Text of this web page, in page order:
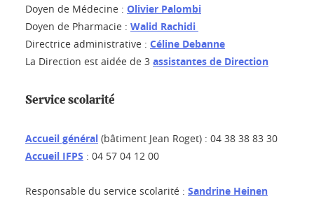
Doyen de Médecine : Olivier Palombi
Doyen de Pharmacie : Walid Rachidi
Directrice administrative : Céline Debanne
La Direction est aidée de 3 assistantes de Direction
Service scolarité
Accueil général (bâtiment Jean Roget) : 04 38 38 83 30
Accueil IFPS : 04 57 04 12 00
Responsable du service scolarité : Sandrine Heinen